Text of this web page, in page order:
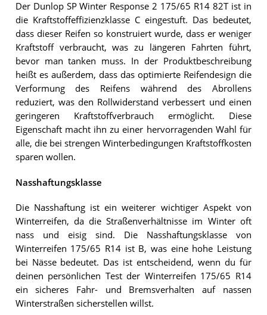
Der Dunlop SP Winter Response 2 175/65 R14 82T ist in
die Kraftstoffeffizienzklasse C eingestuft. Das bedeutet,
dass dieser Reifen so konstruiert wurde, dass er weniger
Kraftstoff verbraucht, was zu längeren Fahrten führt,
bevor man tanken muss. In der Produktbeschreibung
heißt es außerdem, dass das optimierte Reifendesign die
Verformung des Reifens während des Abrollens
reduziert, was den Rollwiderstand verbessert und einen
geringeren Kraftstoffverbrauch ermöglicht. Diese
Eigenschaft macht ihn zu einer hervorragenden Wahl für
alle, die bei strengen Winterbedingungen Kraftstoffkosten
sparen wollen.
Nasshaftungsklasse
Die Nasshaftung ist ein weiterer wichtiger Aspekt von
Winterreifen, da die Straßenverhältnisse im Winter oft
nass und eisig sind. Die Nasshaftungsklasse von
Winterreifen 175/65 R14 ist B, was eine hohe Leistung
bei Nässe bedeutet. Das ist entscheidend, wenn du für
deinen persönlichen Test der Winterreifen 175/65 R14
ein sicheres Fahr- und Bremsverhalten auf nassen
Winterstraßen sicherstellen willst.